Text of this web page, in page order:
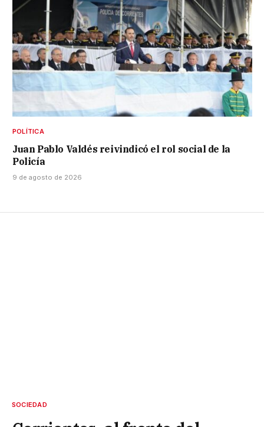
POLÍTICA
Juan Pablo Valdés reivindicó el rol social de la
Policía
9 de agosto de 2026
SOCIEDAD